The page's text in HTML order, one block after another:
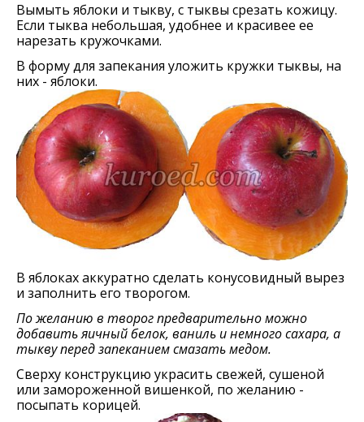
Вымыть яблоки и тыкву, с тыквы срезать кожицу.
Если тыква небольшая, удобнее и красивее ее
нарезать кружочками.
В форму для запекания уложить кружки тыквы, на
них - яблоки.
В яблоках аккуратно сделать конусовидный вырез
и заполнить его творогом.
По желанию в творог предварительно можно
добавить яичный белок, ваниль и немного сахара, а
тыкву перед запеканием смазать медом.
Сверху конструкцию украсить свежей, сушеной
или замороженной вишенкой, по желанию -
посыпать корицей.